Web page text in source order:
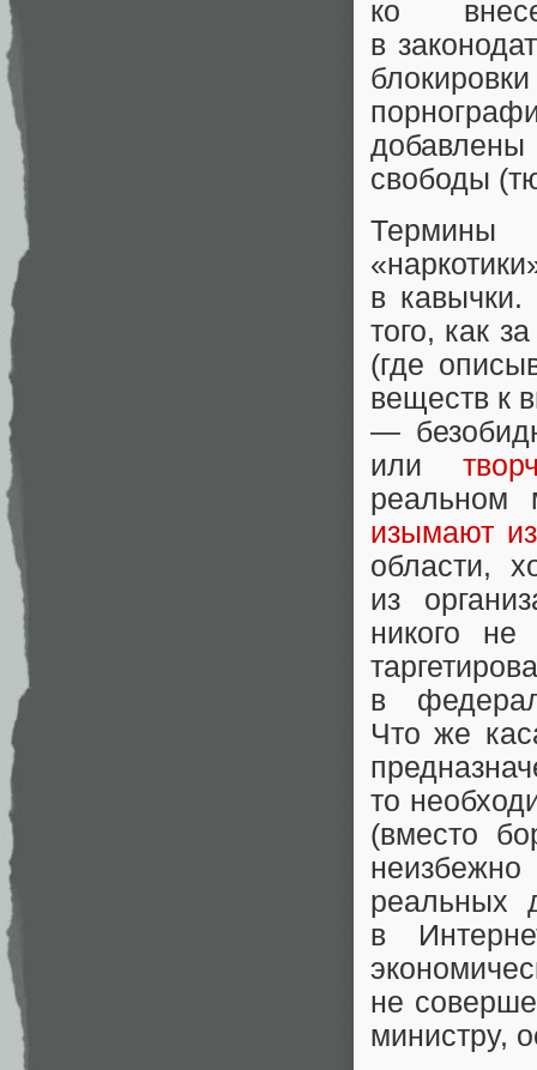
ко
в
свободы
Термины
в
того, как
(где
веществ к
—
или
реальном
изымают
области,
из
никого не
в
Что же
то
(вместо
реальных
в
не
министру,